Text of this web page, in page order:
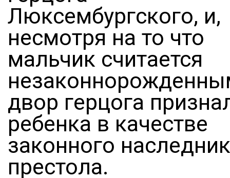
Люксембургского, и,
несмотря на то что
мальчик считается
двор герцога
ребенка в качестве
законного
престола.